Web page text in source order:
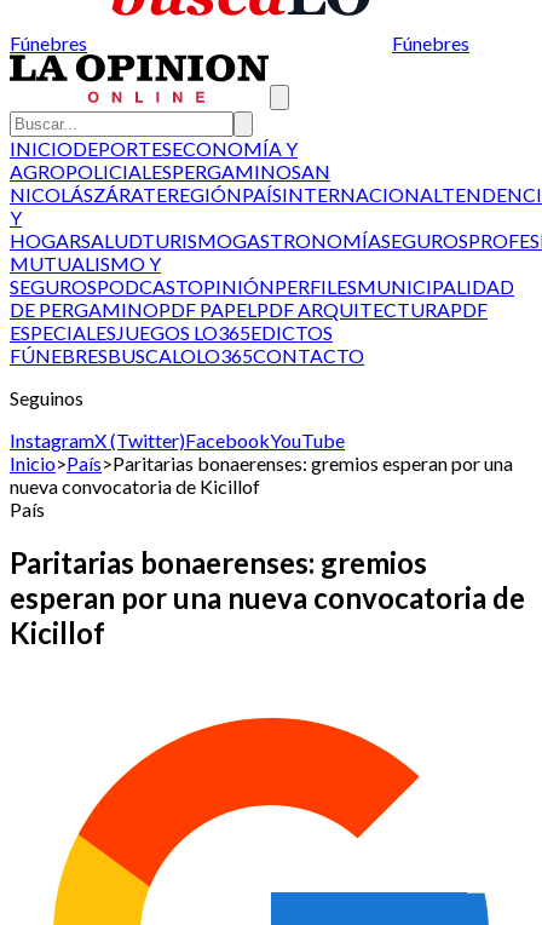
Fúnebres Fúnebres
INICIODEPORTESECONOMÍA Y
AGROPOLICIALESPERGAMINOSAN
NICOLÁSZÁRATEREGIÓNPAÍSINTERNACIONAL
Y
HOGARSALUDTURISMOGASTRONOMÍASEGUROS
MUTUALISMO Y
SEGUROSPODCASTOPINIÓNPERFILESMUNICIPALIDAD
DE PERGAMINOPDF PAPELPDF ARQUITECTURAPDF
ESPECIALESJUEGOS LO365EDICTOS
FÚNEBRESBUSCALOLO365CONTACTO
Seguinos
InstagramX (Twitter)FacebookYouTube
Inicio>País>Paritarias bonaerenses: gremios esperan por una
nueva convocatoria de Kicillof
País
Paritarias bonaerenses: gremios
esperan por una nueva convocatoria de
Kicillof